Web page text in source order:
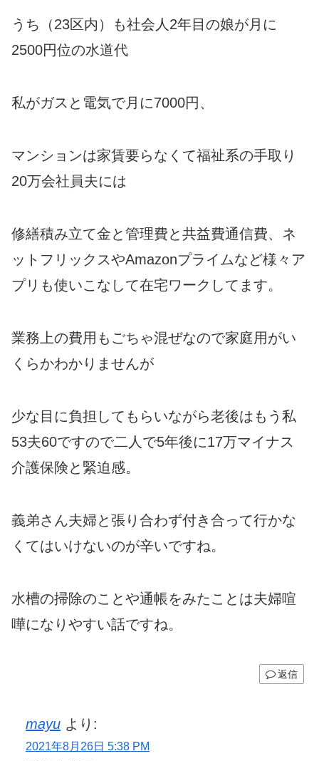
うち（23区内）も社会人2年目の娘が月に
2500円位の水道代
私がガスと電気で月に7000円、
マンションは家賃要らなくて福祉系の手取り
20万会社員夫には
修繕積み立て金と管理費と共益費通信費、ネ
ットフリックスやAmazonプライムなど様々ア
プリも使いこなして在宅ワークしてます。
業務上の費用もごちゃ混ぜなので家庭用がい
くらかわかりませんが
少な目に負担してもらいながら老後はもう私
53夫60ですので二人で5年後に17万マイナス
介護保険と緊迫感。
義弟さん夫婦と張り合わず付き合って行かな
くてはいけないのが辛いですね。
水槽の掃除のことや通帳をみたことは夫婦喧
嘩になりやすい話ですね。
返信
mayu より:
2021年8月26日 5:38 PM